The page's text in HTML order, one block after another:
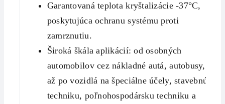
Garantovaná teplota kryštalizácie -37°C,
poskytujúca ochranu systému proti
zamrznutiu.
Široká škála aplikácií: od osobných
automobilov cez nákladné autá, autobusy,
až po vozidlá na špeciálne účely, stavebnú
techniku, poľnohospodársku techniku ​​a